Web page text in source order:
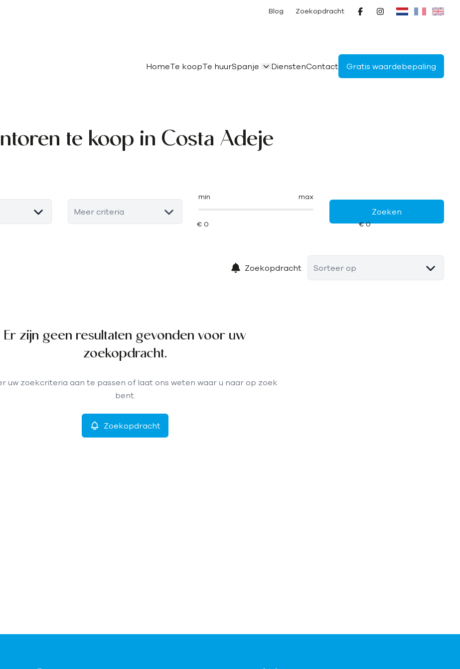
Blog Zoekopdracht
HomeTe koopTe huurSpanje DienstenContact Gratis waardebepaling
te koop in Costa Adeje
Meer criteria
min max
Zoeken
Zoekopdracht Sorteer op
Er zijn geen resultaten gevonden voor uw
zoekopdracht.
uw zoekcriteria aan te passen of laat ons weten waar u naar op zoek
bent.
Zoekopdracht